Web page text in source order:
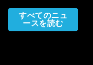
すべてのニュ
ースを読む